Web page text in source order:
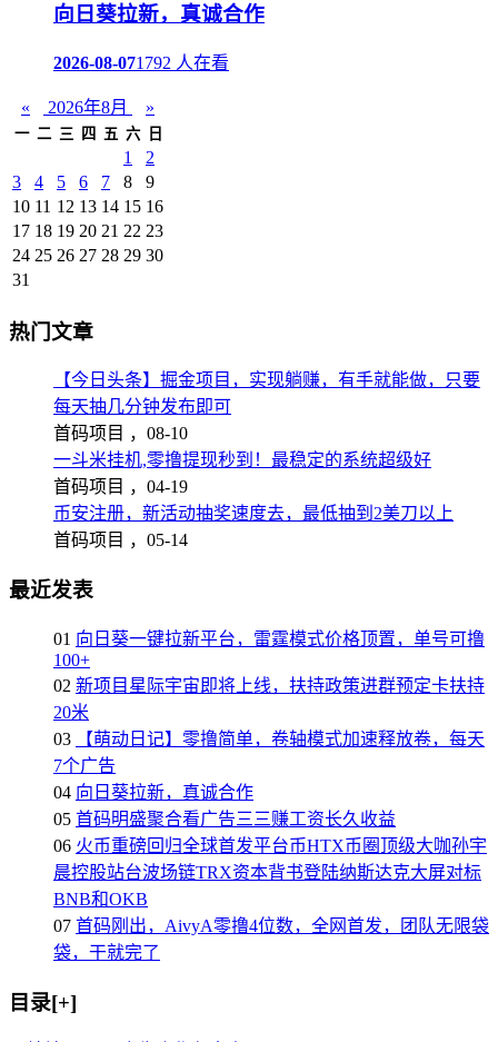
向日葵拉新，真诚合作
2026-08-071792 人在看
« 2026年8月 »
一 二 三 四 五 六 日
1
2
3
4 5 6 7 8
9
10 11 12 13 14 15 16
17 18 19 20 21 22 23
24 25 26 27 28 29 30
31
热门文章
【今日头条】掘金项目，实现躺赚，有手就能做，只要
每天抽几分钟发布即可
首码项目 ， 08-10
一斗米挂机,零撸提现秒到！最稳定的系统超级好
首码项目 ， 04-19
币安注册，新活动抽奖速度去，最低抽到2美刀以上
首码项目 ， 05-14
最近发表
01 向日葵一键拉新平台，雷霆模式价格顶置，单号可撸
100+
02 新项目星际宇宙即将上线，扶持政策进群预定卡扶持
20米
03
【萌动日记】零撸简单，卷轴模式加速释放卷，每天
7个广告
04 向日葵拉新，真诚合作
05 首码明盛聚合看广告三三赚工资长久收益
06 火币重磅回归全球首发平台币HTX币圈顶级大咖孙宇
晨控股站台波场链TRX资本背书登陆纳斯达克大屏对标
BNB和OKB
07 首码刚出，AivyA零撸4位数，全网首发，团队无限袋
袋，干就完了
目录[+]